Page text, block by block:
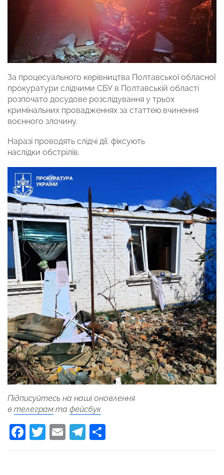
За процесуального керівництва Полтавської обласної
прокуратури слідчими СБУ в Полтавській області
розпочато досудове розслідування у трьох
кримінальних провадженнях за статтею вчинення
воєнного злочину.
Наразі проводять слідчі дії, фіксують
наслідки обстрілів.
Підписуйтесь на наші оновлення
в телеграм та фейсбук
Facebook
Twitter
EmailTelegram